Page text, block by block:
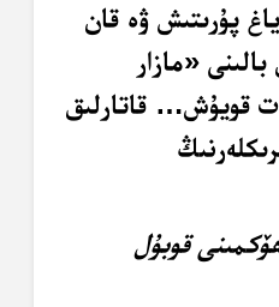
پۇرىتىش ۋە قان
«مازار
قويۇش… قاتارلىق
قوبۇل